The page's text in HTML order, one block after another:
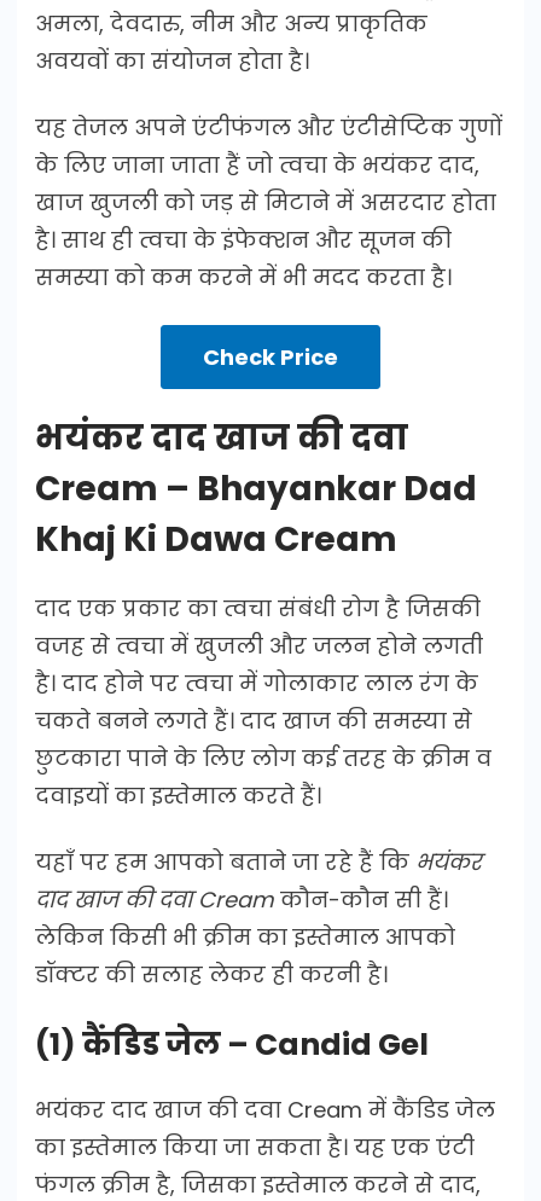
अमला, देवदारु, नीम और अन्य प्राकृतिक
अवयवों का संयोजन होता है।
यह तेजल अपने एंटीफंगल और एंटीसेप्टिक गुणों
के लिए जाना जाता हैं जो त्वचा के भयंकर दाद,
खाज खुजली को जड़ से मिटाने में असरदार होता
है। साथ ही त्वचा के इंफेक्शन और सूजन की
समस्या को कम करने में भी मदद करता है।
Check Price
भयंकर दाद खाज की दवा
Cream – Bhayankar Dad
Khaj Ki Dawa Cream
दाद एक प्रकार का त्वचा संबंधी रोग है जिसकी
वजह से त्वचा में खुजली और जलन होने लगती
है। दाद होने पर त्वचा में गोलाकार लाल रंग के
चकते बनने लगते हैं। दाद खाज की समस्या से
छुटकारा पाने के लिए लोग कई तरह के क्रीम व
दवाइयों का इस्तेमाल करते हैं।
यहाँ पर हम आपको बताने जा रहे हैं कि भयंकर
दाद खाज की दवा Cream कौन-कौन सी हैं।
लेकिन किसी भी क्रीम का इस्तेमाल आपको
डॉक्टर की सलाह लेकर ही करनी है।
(1) कैंडिड जेल – Candid Gel
भयंकर दाद खाज की दवा Cream में कैंडिड जेल
का इस्तेमाल किया जा सकता है। यह एक एंटी
फंगल क्रीम है, जिसका इस्तेमाल करने से दाद,